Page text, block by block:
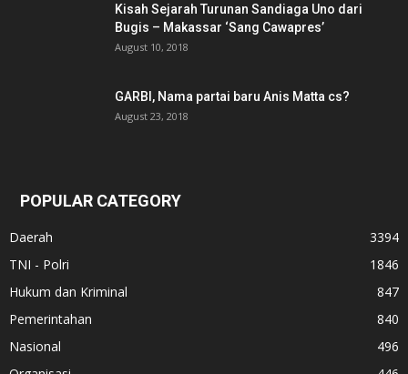
Kisah Sejarah Turunan Sandiaga Uno dari
Bugis – Makassar ‘Sang Cawapres’
August 10, 2018
GARBI, Nama partai baru Anis Matta cs?
August 23, 2018
POPULAR CATEGORY
Daerah
3394
TNI - Polri
1846
Hukum dan Kriminal
847
Pemerintahan
840
Nasional
496